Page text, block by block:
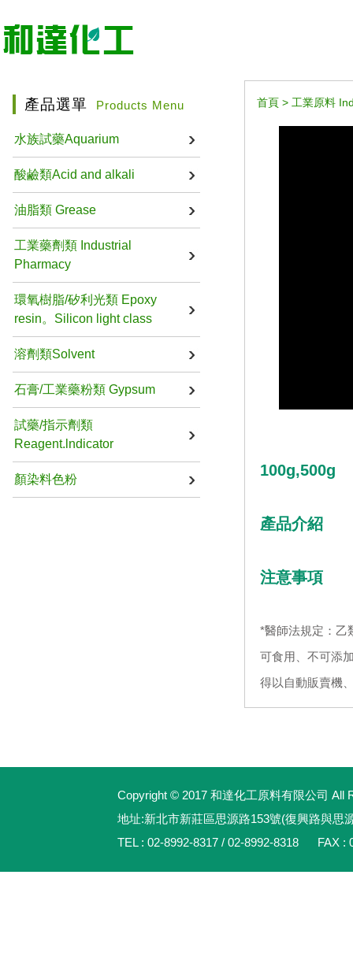
產品選單 Products Menu
水族試藥Aquarium
酸鹼類Acid and alkali
油脂類 Grease
工業藥劑類 Industrial
Pharmacy
環氧樹脂/矽利光類 Epoxy
resin。Silicon light class
溶劑類Solvent
石膏/工業藥粉類 Gypsum
試藥/指示劑類
Reagent.lndicator
顏染料色粉
首頁 > 工業原料
100g,500g
產品介紹
注意事項
*醫師法規定：乙
可食用、不可添
得以自動販賣機
Copyright © 2017 和達化工原料有限公司 All
地址:新北市新莊區思源路153號(復興路與思
TEL : 02-8992-8317 / 02-8992-8318 FAX :